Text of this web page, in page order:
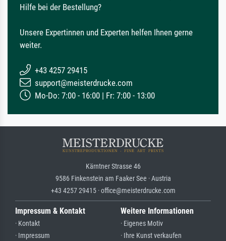
Hilfe bei der Bestellung?
Unsere Expertinnen und Experten helfen Ihnen gerne
weiter.
+43 4257 29415
support@meisterdrucke.com
Mo-Do: 7:00 - 16:00 | Fr: 7:00 - 13:00
Kärntner Strasse 46
9586 Finkenstein am Faaker See · Austria
+43 4257 29415 · office@meisterdrucke.com
Impressum & Kontakt
· Kontakt
· Impressum
Weitere Informationen
· Eigenes Motiv
· Ihre Kunst verkaufen